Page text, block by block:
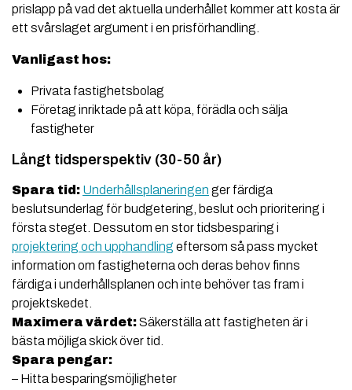
prislapp på vad det aktuella underhållet kommer att kosta är
ett svårslaget argument i en prisförhandling.
Vanligast hos:
Privata fastighetsbolag
Företag inriktade på att köpa, förädla och sälja
fastigheter
Långt tidsperspektiv (30-50 år)
Spara tid: Underhållsplaneringen ger färdiga
beslutsunderlag för budgetering, beslut och prioritering i
första steget. Dessutom en stor tidsbesparing i
projektering och upphandling eftersom så pass mycket
information om fastigheterna och deras behov finns
färdiga i underhållsplanen och inte behöver tas fram i
projektskedet.
Maximera värdet:Säkerställa att fastigheten är i
bästa möjliga skick över tid.
Spara pengar:
– Hitta besparingsmöjligheter